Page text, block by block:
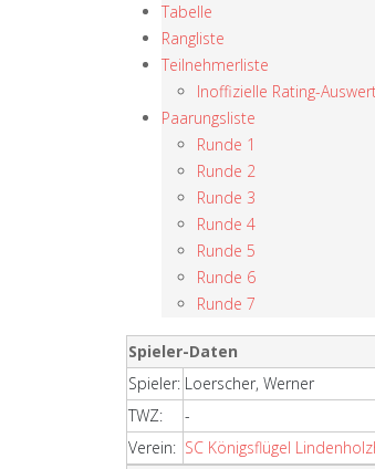
Tabelle
Rangliste
Teilnehmerliste
Inoffizielle Rating-
Paarungsliste
Runde 1
Runde 2
Runde 3
Runde 4
Runde 5
Runde 6
Runde 7
Spieler-Daten
Spieler: Loerscher, Werner
TWZ:
-
Verein: SC Königsflügel